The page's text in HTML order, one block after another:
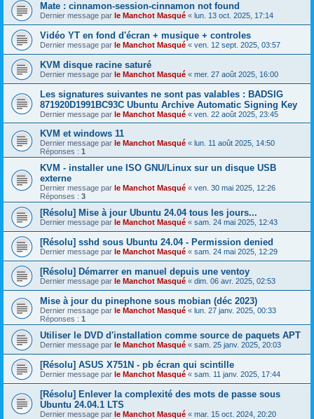
Mate : cinnamon-session-cinnamon not found
Dernier message par le Manchot Masqué « lun. 13 oct. 2025, 17:14
Vidéo YT en fond d'écran + musique + controles
Dernier message par le Manchot Masqué « ven. 12 sept. 2025, 03:57
KVM disque racine saturé
Dernier message par le Manchot Masqué « mer. 27 août 2025, 16:00
Les signatures suivantes ne sont pas valables : BADSIG
871920D1991BC93C Ubuntu Archive Automatic Signing Key
Dernier message par le Manchot Masqué « ven. 22 août 2025, 23:45
KVM et windows 11
Dernier message par le Manchot Masqué « lun. 11 août 2025, 14:50
Réponses : 1
KVM - installer une ISO GNU/Linux sur un disque USB
externe
Dernier message par le Manchot Masqué « ven. 30 mai 2025, 12:26
Réponses : 3
[Résolu] Mise à jour Ubuntu 24.04 tous les jours...
Dernier message par le Manchot Masqué « sam. 24 mai 2025, 12:43
[Résolu] sshd sous Ubuntu 24.04 - Permission denied
Dernier message par le Manchot Masqué « sam. 24 mai 2025, 12:29
[Résolu] Démarrer en manuel depuis une ventoy
Dernier message par le Manchot Masqué « dim. 06 avr. 2025, 02:53
Mise à jour du pinephone sous mobian (déc 2023)
Dernier message par le Manchot Masqué « lun. 27 janv. 2025, 00:33
Réponses : 1
Utiliser le DVD d'installation comme source de paquets APT
Dernier message par le Manchot Masqué « sam. 25 janv. 2025, 20:03
[Résolu] ASUS X751N - pb écran qui scintille
Dernier message par le Manchot Masqué « sam. 11 janv. 2025, 17:44
[Résolu] Enlever la complexité des mots de passe sous
Ubuntu 24.04.1 LTS
Dernier message par le Manchot Masqué « mar. 15 oct. 2024, 20:20